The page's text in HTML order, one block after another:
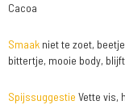
Cacoa
Smaakniet te zoet,
bittertje, mooie body,
Spijssuggestie Vette vis,